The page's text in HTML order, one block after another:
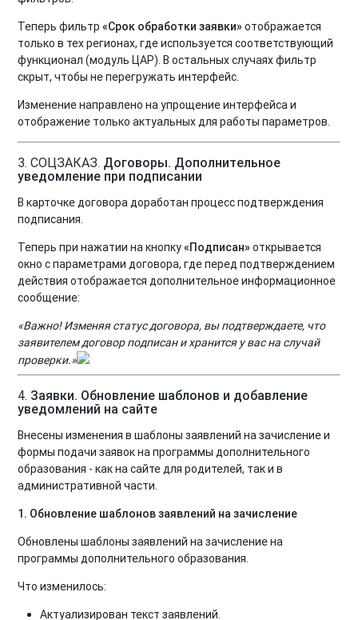
Теперь фильтр«Срок обработки заявки» отображается
только в тех регионах, где используется соответствующий
функционал (модуль ЦАР). В остальных случаях фильтр
скрыт, чтобы не перегружать интерфейс.
Изменение направлено на упрощение интерфейса и
отображение только актуальных для работы параметров.
3.СОЦЗАКАЗ. Договоры. Дополнительное
уведомление при подписании
В карточке договора доработан процесс подтверждения
подписания.
Теперь при нажатии на кнопку«Подписан» открывается
окно с параметрами договора, где перед подтверждением
действия отображается дополнительное информационное
сообщение:
«Важно! Изменяя статус договора, вы подтверждаете, что
заявителем договор подписан и хранится у вас на случай
проверки.»
4. Заявки. Обновление шаблонов и добавление
уведомлений на сайте
Внесены изменения в шаблоны заявлений на зачисление и
формы подачи заявок на программы дополнительного
образования - как на сайте для родителей, так и в
административной части.
1. Обновление шаблонов заявлений на зачисление
Обновлены шаблоны заявлений на зачисление на
программы дополнительного образования.
Что изменилось:
Актуализирован текст заявлений.